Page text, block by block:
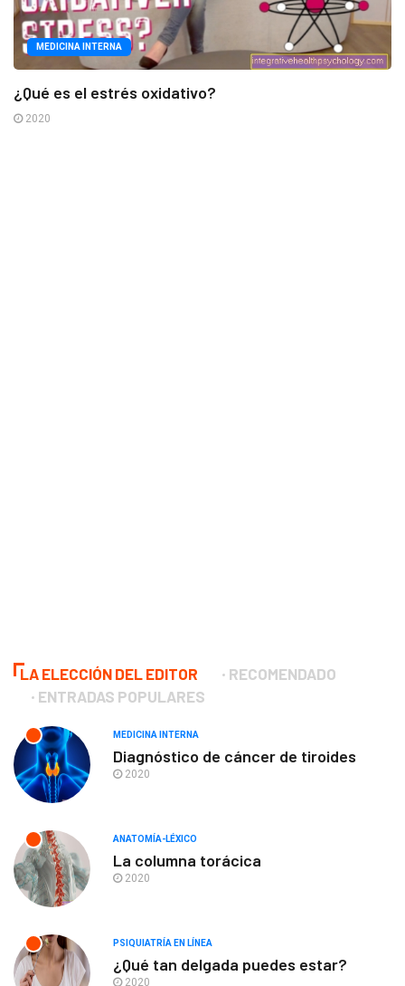
MEDICINA INTERNA
¿Qué es el estrés oxidativo?
2020
LA ELECCIÓN DEL EDITOR
RECOMENDADO
ENTRADAS POPULARES
MEDICINA INTERNA
Diagnóstico de cáncer de tiroides
2020
ANATOMÍA-LÉXICO
La columna torácica
2020
PSIQUIATRÍA EN LÍNEA
¿Qué tan delgada puedes estar?
2020